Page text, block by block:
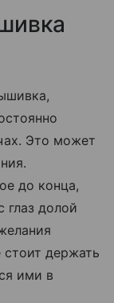
Это может
до конца,
глаз долой
стоит держать
ими в